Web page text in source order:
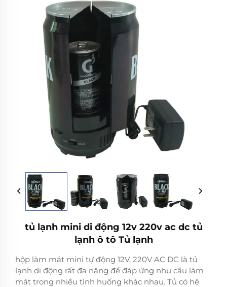
tủ lạnh mini di động 12v 220v ac dc tủ
lạnh ô tô Tủ lạnh
hộp làm mát mini tự động 12V, 220V AC DC là tủ
lạnh di động rất đa năng để đáp ứng nhu cầu làm
mát trong nhiều tình huống khác nhau. Tủ có hệ